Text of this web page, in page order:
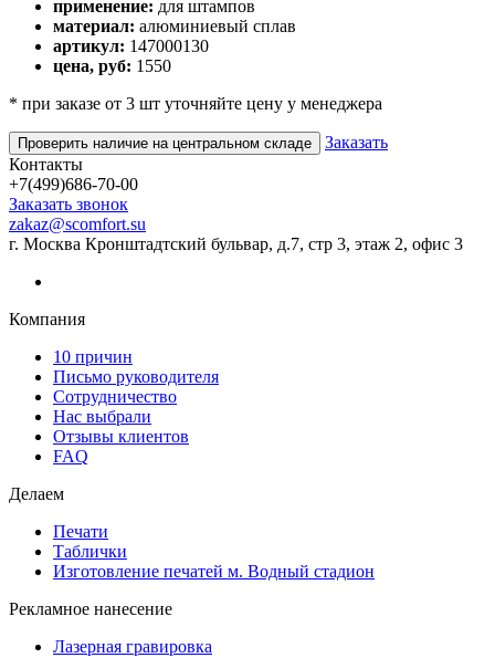
применение: для штампов
материал: алюминиевый сплав
артикул: 147000130
цена, руб: 1550
* при заказе от 3 шт уточняйте цену у менеджера
Проверить наличие на центральном складе
Заказать
Контакты
+7(499)686-70-00
Заказать звонок
zakaz@scomfort.su
г. Москва Кронштадтский бульвар, д.7, стр 3, этаж 2, офис 3
Компания
10 причин
Письмо руководителя
Сотрудничество
Нас выбрали
Отзывы клиентов
FAQ
Делаем
Печати
Таблички
Изготовление печатей м. Водный стадион
Рекламное нанесение
Лазерная гравировка